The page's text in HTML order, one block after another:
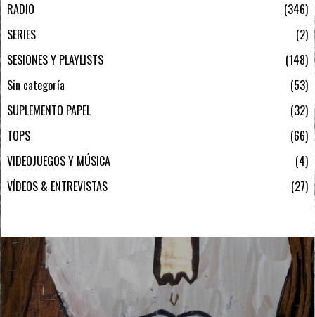
RADIO
346
SERIES
2
SESIONES Y PLAYLISTS
148
Sin categoría
53
SUPLEMENTO PAPEL
32
TOPS
66
VIDEOJUEGOS Y MÚSICA
4
VÍDEOS & ENTREVISTAS
27